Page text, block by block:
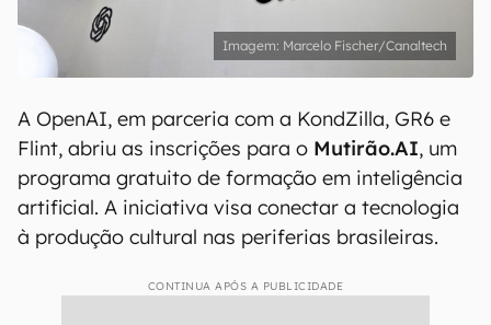
Marcelo Fischer/Canaltech
A OpenAI, em parceria com a KondZilla, GR6 e
Flint, abriu as inscrições para o Mutirão.AI, um
programa gratuito de formação em inteligência
artificial. A iniciativa visa conectar a tecnologia
à produção cultural nas periferias brasileiras.
CONTINUA APÓS A PUBLICIDADE